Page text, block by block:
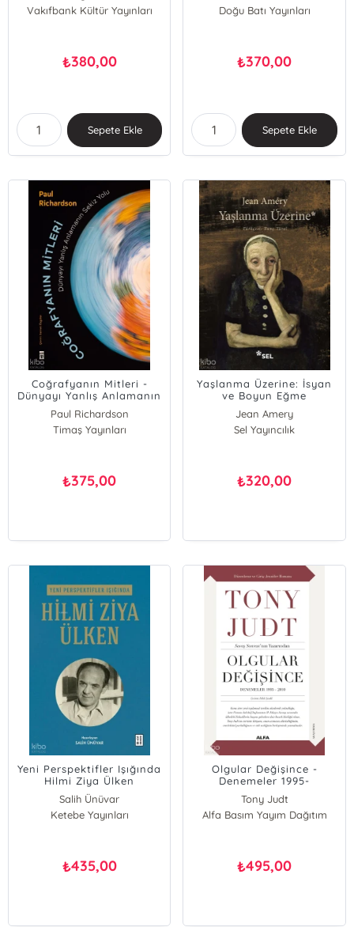
Vakıfbank Kültür Yayınları
₺380,00
Sepete Ekle
Doğu Batı Yayınları
₺370,00
Sepete Ekle
Coğrafyanın Mitleri -
Dünyayı Yanlış Anlamanın
Sekiz Yolu
Paul Richardson
Timaş Yayınları
₺375,00
Yaşlanma Üzerine: İsyan
ve Boyun Eğme
Jean Amery
Sel Yayıncılık
₺320,00
Yeni Perspektifler Işığında
Hilmi Ziya Ülken
Salih Ünüvar
Ketebe Yayınları
₺435,00
Olgular Değişince -
Denemeler 1995-
2010;Savaş Sonrası’nın
Yazarından
Tony Judt
Alfa Basım Yayım Dağıtım
₺495,00